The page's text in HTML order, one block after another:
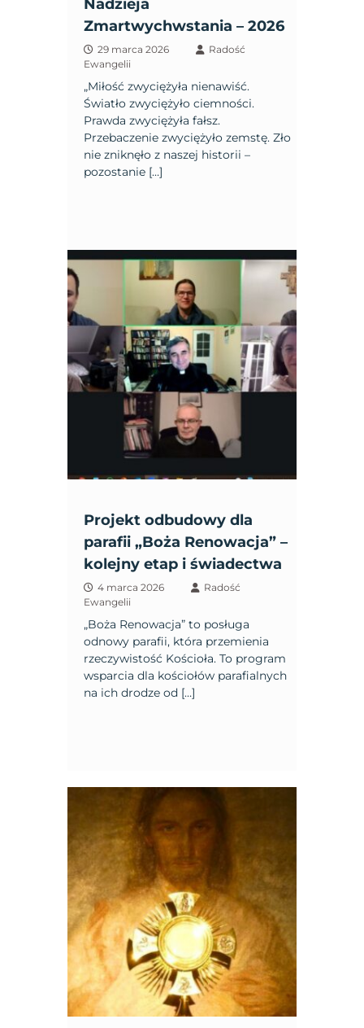
Nadzieja
Zmartwychwstania – 2026
29 marca 2026
Radość
Ewangelii
„Miłość zwyciężyła nienawiść.
Światło zwyciężyło ciemności.
Prawda zwyciężyła fałsz.
Przebaczenie zwyciężyło zemstę. Zło
nie zniknęło z naszej historii –
pozostanie […]
Projekt odbudowy dla
parafii „Boża Renowacja” –
kolejny etap i świadectwa
4 marca 2026
Radość
Ewangelii
„Boża Renowacja” to posługa
odnowy parafii, która przemienia
rzeczywistość Kościoła. To program
wsparcia dla kościołów parafialnych
na ich drodze od […]